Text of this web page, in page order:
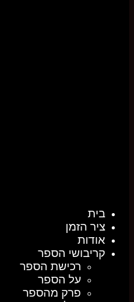
בית
ציר הזמן
אודות
קריבושי הספר
רכישת הספר
על הספר
פרק מהספר